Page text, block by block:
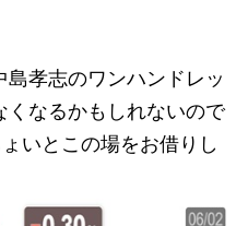
孝志のワンハンドレッ
くなるかもしれないので
いとこの場をお借りし